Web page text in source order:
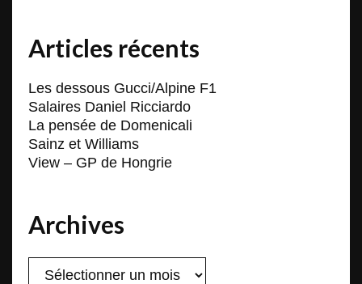
Articles récents
Les dessous Gucci/Alpine F1
Salaires Daniel Ricciardo
La pensée de Domenicali
Sainz et Williams
View – GP de Hongrie
Archives